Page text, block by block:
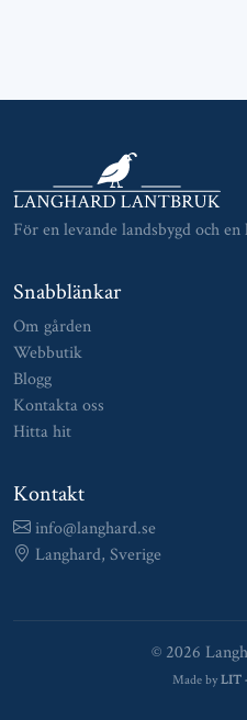
För en levande landsbygd och
Snabblänkar
Om gården
Webbutik
Blogg
Kontakta oss
Hitta hit
Kontakt
info@langhard.se
Langhard, Sverige
© 2026
Made by LIT